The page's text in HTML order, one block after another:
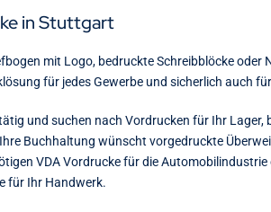
in Stuttgart
mit Logo, bedruckte Schreibblöcke oder
für jedes Gewerbe und sicherlich auch
und suchen nach Vordrucken für Ihr Lager,
Buchhaltung wünscht vorgedruckte
VDA Vordrucke für die Automobilindustrie
für Ihr Handwerk.